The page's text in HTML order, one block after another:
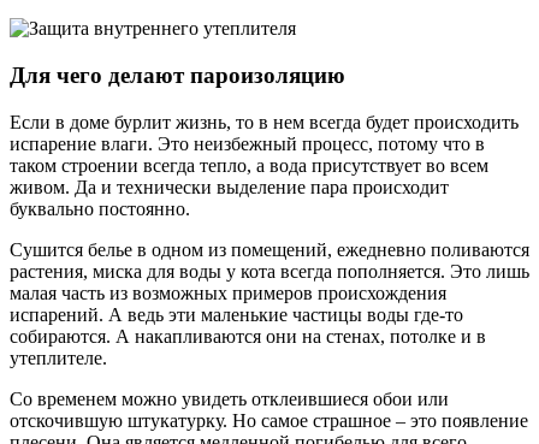
Для чего делают пароизоляцию
Если в доме бурлит жизнь, то в нем всегда будет происходить
испарение влаги. Это неизбежный процесс, потому что в
таком строении всегда тепло, а вода присутствует во всем
живом. Да и технически выделение пара происходит
буквально постоянно.
Сушится белье в одном из помещений, ежедневно поливаются
растения, миска для воды у кота всегда пополняется. Это лишь
малая часть из возможных примеров происхождения
испарений. А ведь эти маленькие частицы воды где-то
собираются. А накапливаются они на стенах, потолке и в
утеплителе.
Со временем можно увидеть отклеившиеся обои или
отскочившую штукатурку. Но самое страшное – это появление